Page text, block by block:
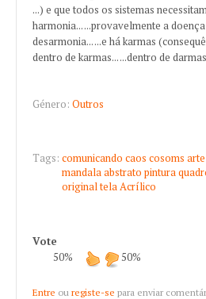
...) e que todos os sistemas
harmonia... ...provavelmente a
desarmonia... ...e há karmas
dentro de karmas... ...dentro de
Género: Outros
Tags: comunicando caos cosoms arte
mandalaabstrato pintura
originaltelaAcrílico
Vote
50%
50%
Entre ou registe-se para enviar